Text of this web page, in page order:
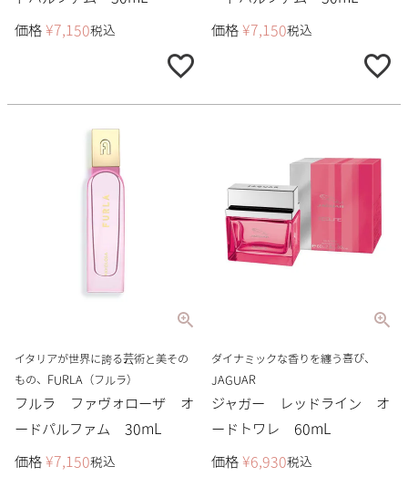
価格 ¥7,150税込 価格 ¥7,150税込
イタリアが世界に誇る芸術と美その
もの、FURLA（フルラ）
フルラ ファヴォローザ オ
ードパルファム 30mL
価格 ¥7,150税込
ダイナミックな香りを纏う喜び、
JAGUAR
ジャガー レッドライン オ
ードトワレ 60mL
価格 ¥6,930税込